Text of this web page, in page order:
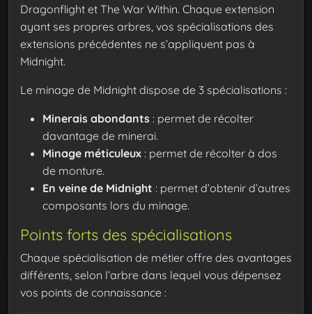
Dragonflight et The War Within. Chaque extension
ayant ses propres arbres, vos spécialisations des
extensions précédentes ne s’appliquent pas à
Midnight.
Le minage de Midnight dispose de 3 spécialisations :
Minerais abondants : permet de récolter
davantage de minerai.
Minage méticuleux : permet de récolter à dos
de monture.
En veine de Midnight : permet d’obtenir d’autres
composants lors du minage.
Points forts des spécialisations
Chaque spécialisation de métier offre des avantages
différents, selon l’arbre dans lequel vous dépensez
vos points de connaissance :